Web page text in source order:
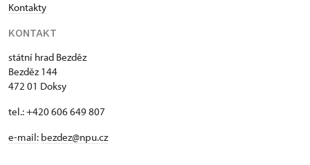
Kontakty
KONTAKT
státní hrad Bezděz
Bezděz 144
472 01 Doksy
tel.: +420 606 649 807
e-mail: bezdez@npu.cz